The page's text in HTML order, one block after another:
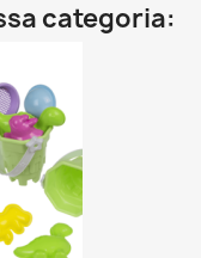
categoria: